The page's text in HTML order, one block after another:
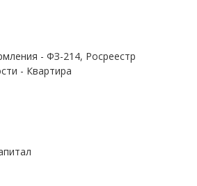
- ФЗ-214, Росреестр
- Квартира